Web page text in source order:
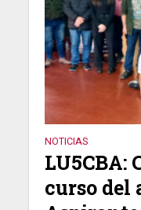
NOTICIAS
LU5CBA:
curso del